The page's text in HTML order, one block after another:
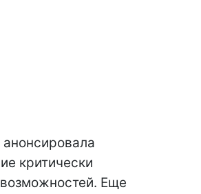
критически
Еще